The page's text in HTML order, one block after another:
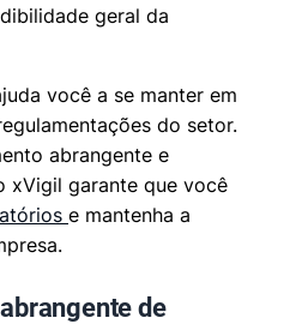
geral da
você a se manter em
do setor.
abrangente e
xVigil garante que você
e mantenha a
de